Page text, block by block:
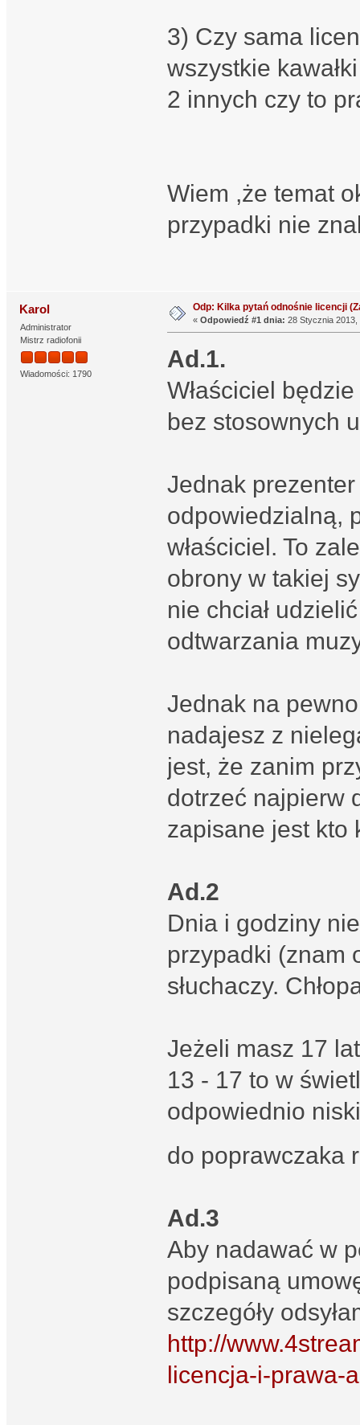
3) Czy sama
wszystkie
2 innych czy to
Wiem ,że temat
przypadki nie
Karol
Administrator
Mistrz radiofonii
Wiadomości: 1790
Odp: Kilka pytań odnośnie licencji
« Odpowiedź #1 dnia: 28 Stycznia 2013,
Ad.1.
Właściciel
bez stosownych
Jednak
odpowiedzialną,
właściciel. To
obrony w takiej
nie chciał
odtwarzania
Jednak na
nadajesz z
jest, że zanim
dotrzeć najpierw
zapisane jest kto
Ad.2
Dnia i godziny
przypadki (znam
słuchaczy.
Jeżeli masz 17
13 - 17 to w
odpowiednio
do poprawczaka
Ad.3
Aby nadawać w
podpisaną
szczegóły
http://
licencja-i-prawa-